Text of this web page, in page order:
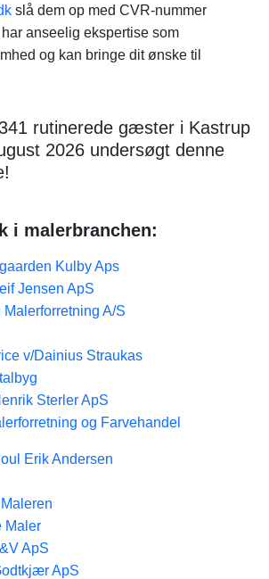
slå dem op med CVR-nummer
anseelig ekspertise som
og kan bringe dit ønske til
rutinerede gæster i Kastrup
2026 undersøgt denne
i malerbranchen:
Kulby Aps
Jensen ApS
Malerforretning A/S
v/Dainius Straukas
Sterler ApS
og Farvehandel
Erik Andersen
Maler
ApS
ApS